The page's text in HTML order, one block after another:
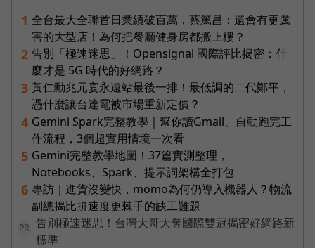
1 全台最大全聯首日業績破百萬，蔡篤昌：還會有更厲
害的大型店！為何把餐廳健身房都搬上樓？
2 告別「極速迷思」！Opensignal 國際評比揭密：什
麼才是 5G 時代的好網路？
3 黃仁勳兆元宴永遠站最後一排！最低調的二代鄭平，
憑什麼讓台達電被市場重新定價？
4 Gemini Spark完整教學｜幫你讀Gmail、自動跑完工
作流程，3個超實用情境一次看
5 Gemini完整教學地圖！37篇實測整理，
Notebooks、Spark、提示詞架構全打包
6 專訪｜進貨沒變快，momo為何仍導入機器人？物流
副總揭比拚速度更棘手的缺工難題
PR
告別極速迷思！台灣大哥大奪國際雙冠揭密好網路新
標準